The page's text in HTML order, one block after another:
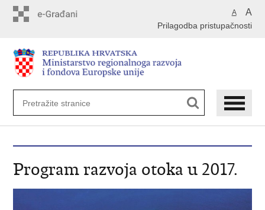
A A
Prilagodba pristupačnosti
Program razvoja otoka u 2017.